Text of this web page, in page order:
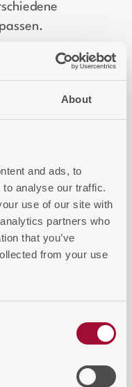
About
and ads, to
analyse our traffic.
use of our site with
partners who
that you’ve
from your use
und Warenkorb
auch